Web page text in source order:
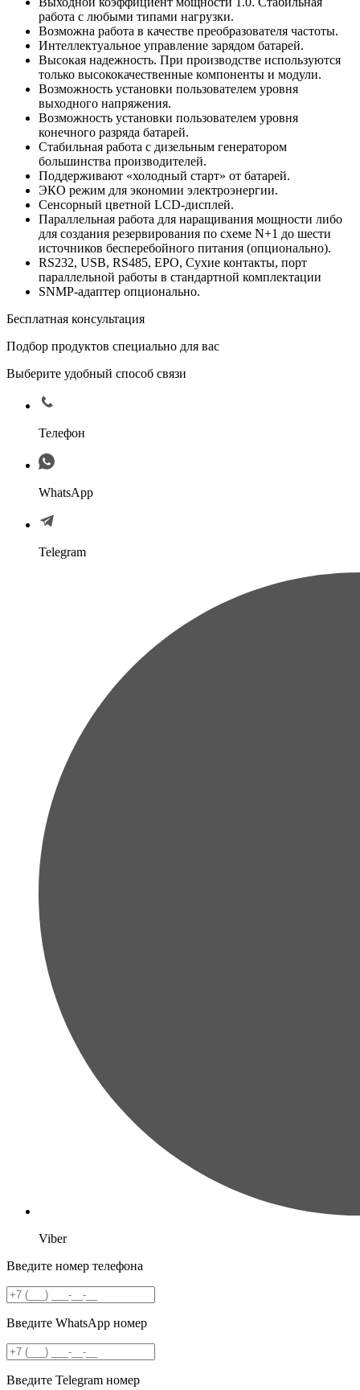
работа с любыми типами нагрузки.
Возможна работа в качестве преобразователя частоты.
Интеллектуальное управление зарядом батарей.
Высокая надежность. При производстве используются
только высококачественные компоненты и модули.
Возможность установки пользователем уровня
выходного напряжения.
Возможность установки пользователем уровня
конечного разряда батарей.
Стабильная работа с дизельным генератором
большинства производителей.
Поддерживают «холодный старт» от батарей.
ЭКО режим для экономии электроэнергии.
Сенсорный цветной LCD-дисплей.
Параллельная работа для наращивания мощности либо
для создания резервирования по схеме N+1 до шести
источников бесперебойного питания (опционально).
RS232, USB, RS485, EPO, Сухие контакты, порт
параллельной работы в стандартной комплектации
SNMP-адаптер опционально.
Бесплатная консультация
Подбор продуктов специально для вас
Выберите удобный способ связи
Телефон
WhatsApp
Telegram
Viber
Введите номер телефона
Введите WhatsApp номер
Введите Telegram номер